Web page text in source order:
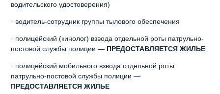
водительского удостоверения)
· водитель-сотрудник группы тылового обеспечения
· полицейский (кинолог) взвода отдельной роты патрульно-
постовой службы полиции — ПРЕДОСТАВЛЯЕТСЯ ЖИЛЬЕ
· полицейский мобильного взвода отдельной роты
патрульно-постовой службы полиции —
ПРЕДОСТАВЛЯЕТСЯ ЖИЛЬЕ